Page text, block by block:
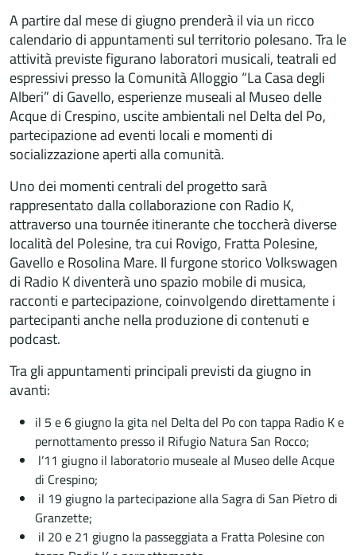
A partire dal mese di giugno prenderà il via un ricco
calendario di appuntamenti sul territorio polesano. Tra le
attività previste figurano laboratori musicali, teatrali ed
espressivi presso la Comunità Alloggio “La Casa degli
Alberi” di Gavello, esperienze museali al Museo delle
Acque di Crespino, uscite ambientali nel Delta del Po,
partecipazione ad eventi locali e momenti di
socializzazione aperti alla comunità.
Uno dei momenti centrali del progetto sarà
rappresentato dalla collaborazione con Radio K,
attraverso una tournée itinerante che toccherà diverse
località del Polesine, tra cui Rovigo, Fratta Polesine,
Gavello e Rosolina Mare. Il furgone storico Volkswagen
di Radio K diventerà uno spazio mobile di musica,
racconti e partecipazione, coinvolgendo direttamente i
partecipanti anche nella produzione di contenuti e
podcast.
Tra gli appuntamenti principali previsti da giugno in
avanti:
il 5 e 6 giugno la gita nel Delta del Po con tappa Radio K e
pernottamento presso il Rifugio Natura San Rocco;
l’11 giugno il laboratorio museale al Museo delle Acque
di Crespino;
il 19 giugno la partecipazione alla Sagra di San Pietro di
Granzette;
il 20 e 21 giugno la passeggiata a Fratta Polesine con